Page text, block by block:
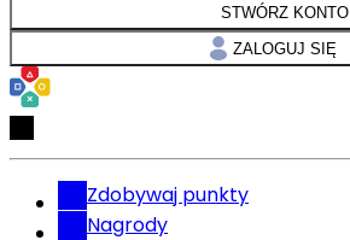
STWÓRZ KONTO
ZALOGUJ SIĘ
Zdobywaj punkty
Nagrody